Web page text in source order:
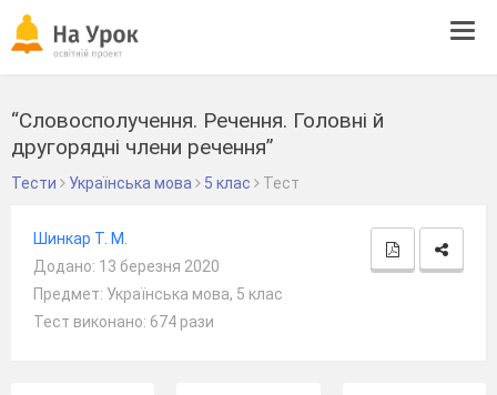
“Словосполучення. Речення. Головні й
другорядні члени речення”
Тести Українська мова 5 клас Тест
Шинкар Т. М.
Додано: 13 березня 2020
Предмет: Українська мова, 5 клас
Тест виконано: 674 рази